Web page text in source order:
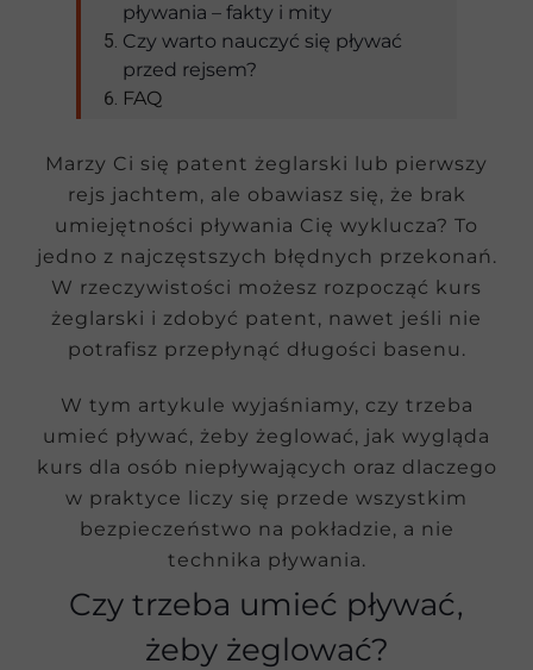
Marzy Ci się patent żeglarski lub pierwszy
rejs jachtem, ale obawiasz się, że brak
umiejętności pływania Cię wyklucza? To
jedno z najczęstszych błędnych przekonań.
W rzeczywistości możesz rozpocząć kurs
żeglarski i zdobyć patent, nawet jeśli nie
potrafisz przepłynąć długości basenu.
W tym artykule wyjaśniamy, czy trzeba
umieć pływać, żeby żeglować, jak wygląda
kurs dla osób niepływających oraz dlaczego
w praktyce liczy się przede wszystkim
bezpieczeństwo na pokładzie, a nie
technika pływania.
Czy trzeba umieć pływać,
żeby żeglować?
pływania – fakty i mity
Czy warto nauczyć się pływać
przed rejsem?
FAQ